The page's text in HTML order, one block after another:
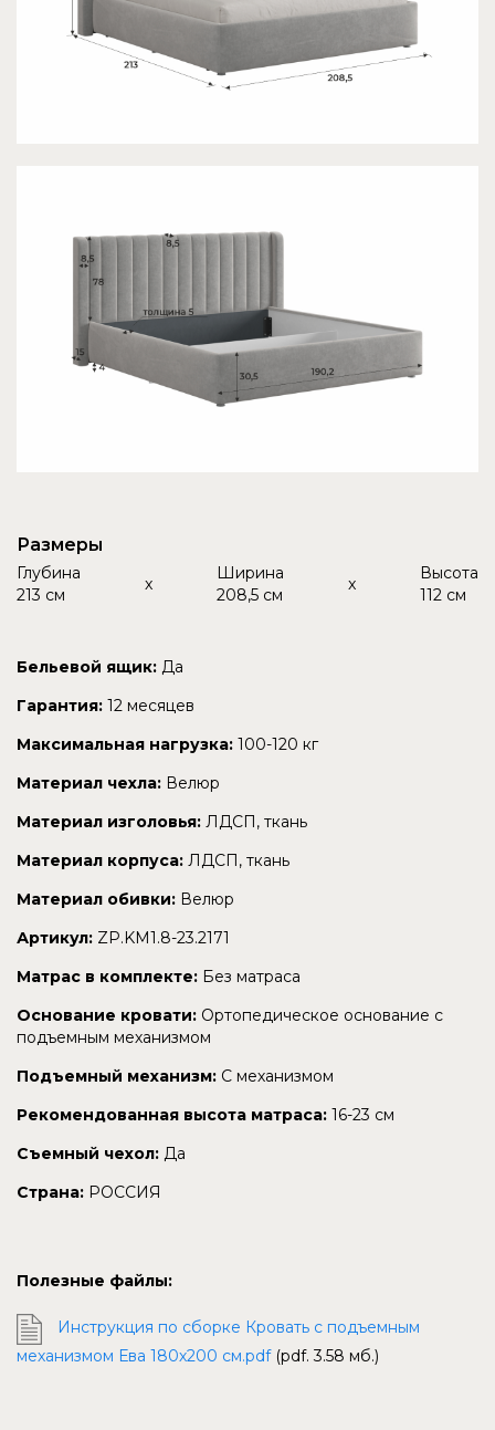
Размеры
Глубина
213 см
x
Ширина
208,5 см
x
Высота
112 см
Бельевой ящик: Да
Гарантия: 12 месяцев
Максимальная нагрузка: 100-120 кг
Материал чехла: Велюр
Материал изголовья: ЛДСП, ткань
Материал корпуса: ЛДСП, ткань
Материал обивки: Велюр
Артикул: ZP.KM1.8-23.2171
Матрас в комплекте: Без матраса
Основание кровати: Ортопедическое основание с
подъемным механизмом
Подъемный механизм: С механизмом
Рекомендованная высота матраса: 16-23 см
Съемный чехол: Да
Страна: РОССИЯ
Полезные файлы:
Инструкция по сборке Кровать с подъемным
механизмом Ева 180х200 см.pdf (pdf. 3.58 мб.)